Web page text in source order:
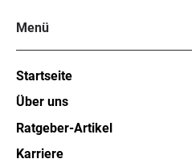
Menü
Startseite
Über uns
Ratgeber-Artikel
Karriere